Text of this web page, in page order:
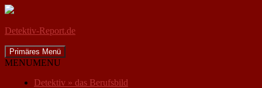
Detektiv-Report.de
Suchen
Primäres Menü
Inhalt
MENUMENU
Detektiv » das Berufsbild